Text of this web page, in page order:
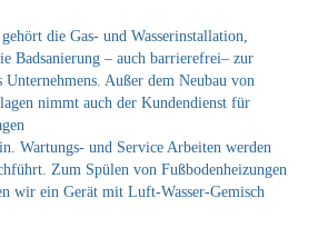
die Gas- und Wasserinstallation,
Badsanierung – auch barrierefrei– zur
Unternehmens. Außer dem Neubau von
nimmt auch der Kundendienst für
Wartungs- und Service Arbeiten werden
Zum Spülen von Fußbodenheizungen
wir ein Gerät mit Luft-Wasser-Gemisch